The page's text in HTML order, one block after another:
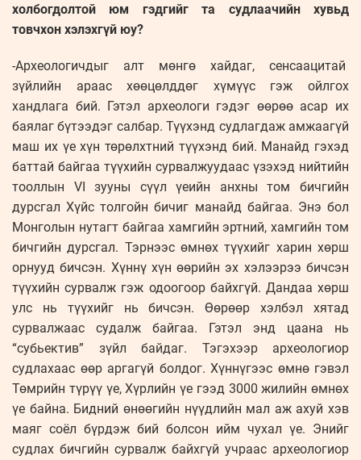
холбогдолтой юм гэдгийг та судлаачийн хувьд
товчхон хэлэхгүй юу?
-Археологичдыг алт мөнгө хайдаг, сенсаацитай
зүйлийн араас хөөцөлддөг хүмүүс гэж ойлгох
хандлага бий. Гэтэл археологи гэдэг өөрөө асар их
баялаг бүтээдэг салбар. Түүхэнд судлагдаж амжаагүй
маш их үе хүн төрөлхтний түүхэнд бий. Манайд гэхэд
баттай байгаа түүхийн сурвалжуудаас үзэхэд нийтийн
тооллын VI зууны сүүл үеийн анхны том бичгийн
дурсгал Хүйс толгойн бичиг манайд байгаа. Энэ бол
Монголын нутагт байгаа хамгийн эртний, хамгийн том
бичгийн дурсгал. Тэрнээс өмнөх түүхийг харин хөрш
орнууд бичсэн. Хүннү хүн өөрийн эх хэлээрээ бичсэн
түүхийн сурвалж гэж одоогоор байхгүй. Дандаа хөрш
улс нь түүхийг нь бичсэн. Өөрөөр хэлбэл хятад
сурвалжаас судалж байгаа. Гэтэл энд цаана нь
“субьектив” зүйл байдаг. Тэгэхээр археологиор
судлахаас өөр аргагүй болдог. Хүннүгээс өмнө гэвэл
Төмрийн түрүү үе, Хүрлийн үе гээд 3000 жилийн өмнөх
үе байна. Бидний өнөөгийн нүүдлийн мал аж ахуй хэв
маяг соёл бүрдэж бий болсон ийм чухал үе. Энийг
судлах бичгийн сурвалж байхгүй учраас археологиор